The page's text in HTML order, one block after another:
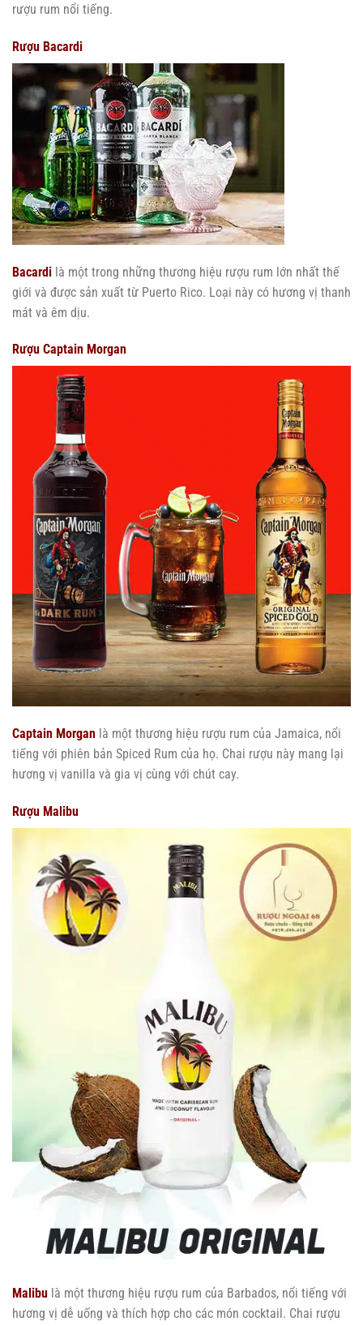
rượu rum nổi tiếng.
Rượu Bacardi
Bacardi là một trong những thương hiệu rượu rum lớn nhất thế
giới và được sản xuất từ Puerto Rico. Loại này có hương vị thanh
mát và êm dịu.
Rượu Captain Morgan
Captain Morgan là một thương hiệu rượu rum của Jamaica, nổi
tiếng với phiên bản Spiced Rum của họ. Chai rượu này mang lại
hương vị vanilla và gia vị cùng với chút cay.
Rượu Malibu
Malibu là một thương hiệu rượu rum của Barbados, nổi tiếng với
hương vị dễ uống và thích hợp cho các món cocktail. Chai rượu